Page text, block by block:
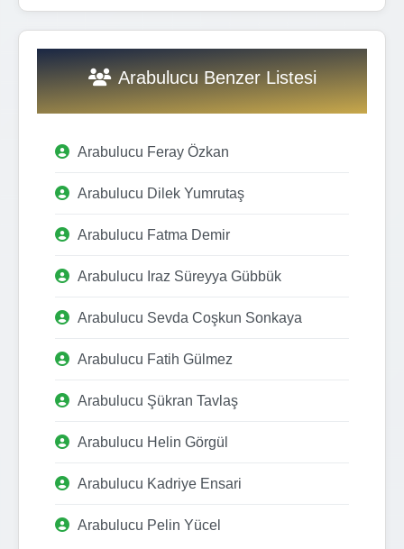
Arabulucu Benzer Listesi
Arabulucu Feray Özkan
Arabulucu Dilek Yumrutaş
Arabulucu Fatma Demir
Arabulucu Iraz Süreyya Gübbük
Arabulucu Sevda Coşkun Sonkaya
Arabulucu Fatih Gülmez
Arabulucu Şükran Tavlaş
Arabulucu Helin Görgül
Arabulucu Kadriye Ensari
Arabulucu Pelin Yücel